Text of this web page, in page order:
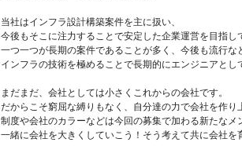
当社はインフラ設計構築案件を主に扱い、
今後もそこに注力することで安定した企業運営を目指し
一つ一つが長期の案件であることが多く、今後も流行な
インフラの技術を極めることで長期的にエンジニアとし
まだまだ、会社としては小さくこれからの会社です。
だからこそ窮屈な縛りもなく、自分達の力で会社を作り
制度や会社のカラーなどは今回の募集で加わる新たなメ
一緒に会社を大きくしていこう！そう考えて共に会社を